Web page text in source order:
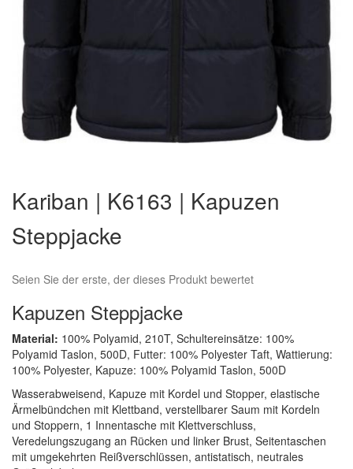
der
Bildergalerie
springen
Kariban | K6163 | Kapuzen
Steppjacke
Seien Sie der erste, der dieses Produkt bewertet
Kapuzen Steppjacke
Material: 100% Polyamid, 210T, Schultereinsätze: 100%
Polyamid Taslon, 500D, Futter: 100% Polyester Taft, Wattierung:
100% Polyester, Kapuze: 100% Polyamid Taslon, 500D
Wasserabweisend, Kapuze mit Kordel und Stopper, elastische
Ärmelbündchen mit Klettband, verstellbarer Saum mit Kordeln
und Stoppern, 1 Innentasche mit Klettverschluss,
Veredelungszugang an Rücken und linker Brust, Seitentaschen
mit umgekehrten Reißverschlüssen, antistatisch, neutrales